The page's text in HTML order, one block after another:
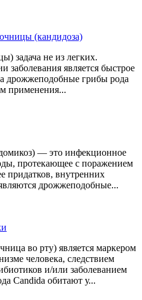
(кандидоза)
задача не из легких.
является быстрое
дрожжеподобные грибы рода
применения...
— это инфекционное
протекающее с поражением
придатков, внутренних
дрожжеподобные...
во рту) является маркером
человека, следствием
и/или заболеванием
Candida обитают у...